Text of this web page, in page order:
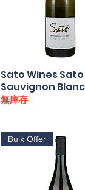
快速瀏覽
Sato Wines Sato
Sauvignon Blanc
無庫存
Bulk Offer